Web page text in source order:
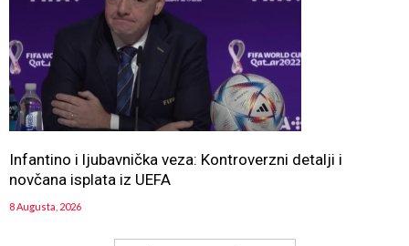
Infantino i ljubavnička veza: Kontroverzni detalji i
novčana isplata iz UEFA
8 Augusta, 2026